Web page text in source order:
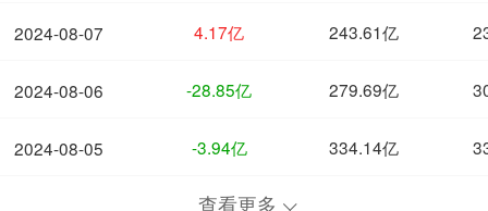
2024-08-07
2024-08-06
2024-08-05
4.17亿 243.61亿
-28.85亿 279.69亿
-3.94亿 334.14亿
查看更多